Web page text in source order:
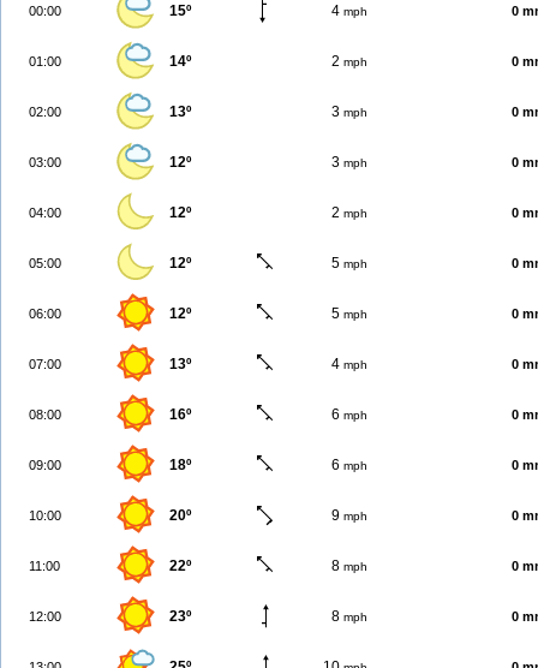
00:00 15º 4 mph 0
01:00 14º 2 mph 0
02:00 13º 3 mph 0
03:00 12º 3 mph 0
04:00 12º 2 mph 0
05:00 12º 5 mph 0
06:00 12º 5 mph 0
07:00 13º 4 mph 0
08:00 16º 6 mph 0
09:00 18º 6 mph 0
10:00 20º 9 mph 0
11:00 22º 8 mph 0
12:00 23º 8 mph 0